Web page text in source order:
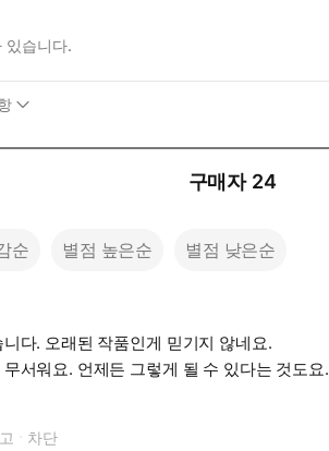
있습니다.
구매자 24
순 별점 높은순 별점 낮은순
다. 오래된 작품인게 믿기지 않네요.
서워요. 언제든 그렇게 될 수 있다는 것도요.
차단